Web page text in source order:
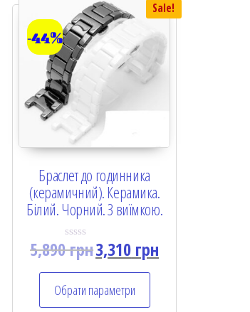
Sale!
-44%
Браслет до годинника
(керамичний). Керамика.
Білий. Чорний. З виїмкою.
R
a
d
0
5,890грн3,310 грн
Обрати параметри